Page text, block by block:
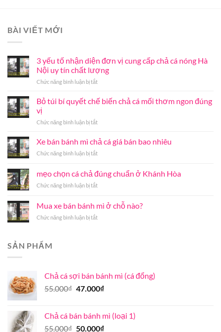
BÀI VIẾT MỚI
3 yếu tố nhận diện đơn vị cung cấp chả cá nóng Hà
Nội uy tín chất lượng
Chức năng bình luận bị tắtở
yếu
tố
diện
vị
cấp
cá
uy
tín
Bỏ túi bí quyết chế biến chả cá mối thơm ngon đúng
vị
Chức năng bình luận bị tắtở
túi
bí
quyết
biến
cá
thơm
Xe bán bánh mì chả cá giá bán bao nhiêu
Chức năng bình luận bị tắtở
bán
bánh
mì
bán
mẹo chọn cá chả đúng chuẩn ở Khánh Hòa
Chức năng bình luận bị tắtở
chọn
cá
chả
Mua xe bán bánh mì ở chỗ nào?
Chức năng bình luận bị tắtở
chỗ
SẢN PHẨM
Chả cá sợi bán bánh mì (cá đổng)
55.000₫ Giá
55.000₫.
47.000₫Giá
là:
47.000₫.
Chả cá bán bánh mì (loại 1)
55.000₫ Giá
50.000₫Giá